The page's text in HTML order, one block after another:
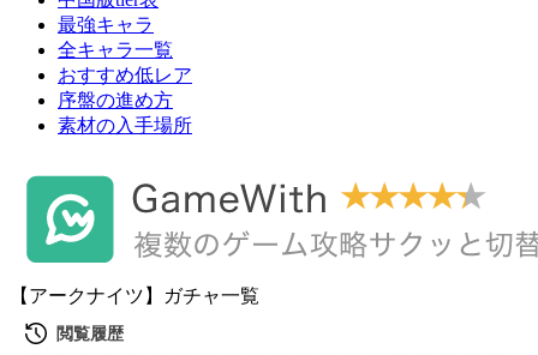
最強キャラ
全キャラ一覧
おすすめ低レア
序盤の進め方
素材の入手場所
【アークナイツ】ガチャ一覧